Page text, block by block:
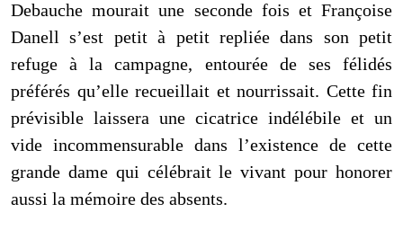
Debauche mourait une seconde fois et Françoise
Danell s’est petit à petit repliée dans son petit
refuge à la campagne, entourée de ses félidés
préférés qu’elle recueillait et nourrissait. Cette fin
prévisible laissera une cicatrice indélébile et un
vide incommensurable dans l’existence de cette
grande dame qui célébrait le vivant pour honorer
aussi la mémoire des absents.